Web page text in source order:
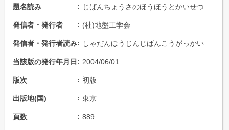
題名読み じばんちょうさのほうほうとかいせつ
発信者・発行者 (社)地盤工学会
発信者・発行者読み しゃだんほうじんじばんこうがっかい
当該版の発行年月日 2004/06/01
版次 初版
出版地(国) 東京
頁数 889